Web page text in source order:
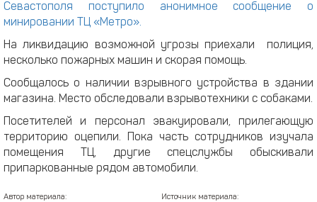
Севастополя поступило анонимное сообщение о
минировании ТЦ «Метро».
На ликвидацию возможной угрозы приехали полиция,
несколько пожарных машин и скорая помощь.
Сообщалось о наличии взрывного устройства в здании
магазина. Место обследовали взрывотехники с собаками.
Посетителей и персонал эвакуировали, прилегающую
территорию оцепили. Пока часть сотрудников изучала
помещения ТЦ, другие спецслужбы обыскивали
припаркованные рядом автомобили.
Автор материала:
Источник материала: